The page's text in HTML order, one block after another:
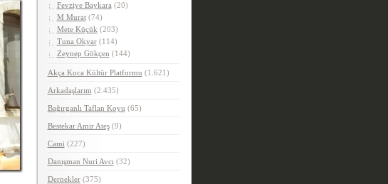
Fevziye Baykara (20)
M Murat(74)
Mete Küçük (203)
Tuna Okyar(114)
Zeynep Gökçen (144)
Akça Koca Kültür Platformu (1.621)
Arkadaşlarım (2.435)
Bağırganlı Taflan Koyu (65)
Bestekar Amir Ateş(9)
Cami (227)
Danışman Nuri Avcı (32)
Dernekler(375)